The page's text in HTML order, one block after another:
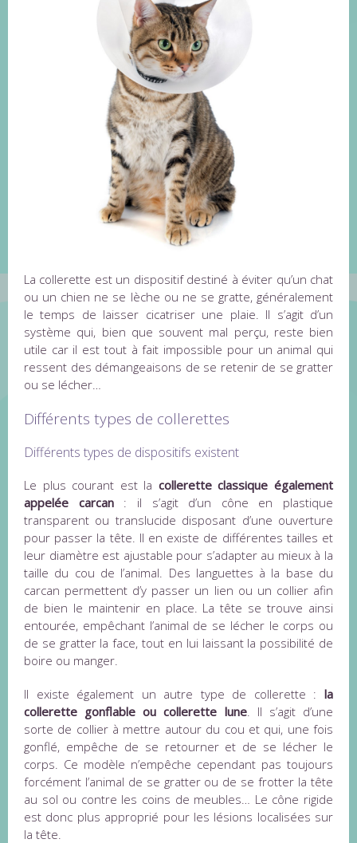
La collerette est un dispositif destiné à éviter qu’un chat
ou un chien ne se lèche ou ne se gratte, généralement
le temps de laisser cicatriser une plaie. Il s’agit d’un
système qui, bien que souvent mal perçu, reste bien
utile car il est tout à fait impossible pour un animal qui
ressent des démangeaisons de se retenir de se gratter
ou se lécher…
Différents types de collerettes
Différents types de dispositifs existent
Le plus courant est la collerette classique également
appelée carcan: il s’agit d’un cône en plastique
transparent ou translucide disposant d’une ouverture
pour passer la tête. Il en existe de différentes tailles et
leur diamètre est ajustable pour s’adapter au mieux à la
taille du cou de l’animal. Des languettes à la base du
carcan permettent d’y passer un lien ou un collier afin
de bien le maintenir en place. La tête se trouve ainsi
entourée, empêchant l’animal de se lécher le corps ou
de se gratter la face, tout en lui laissant la possibilité de
boire ou manger.
Il existe également un autre type de collerette : la
collerette gonflable ou collerette lune. Il s’agit d’une
sorte de collier à mettre autour du cou et qui, une fois
gonflé, empêche de se retourner et de se lécher le
corps. Ce modèle n’empêche cependant pas toujours
forcément l’animal de se gratter ou de se frotter la tête
au sol ou contre les coins de meubles… Le cône rigide
est donc plus approprié pour les lésions localisées sur
la tête.